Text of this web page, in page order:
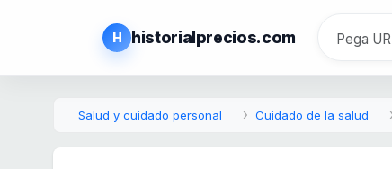
H historialprecios.com
Salud y cuidado personal Cuidado de la salud